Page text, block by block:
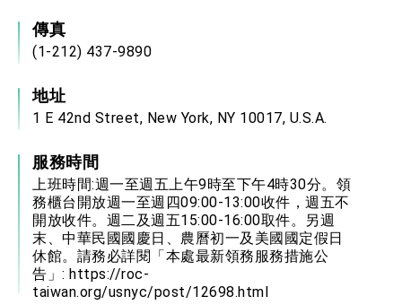
傳真
(1-212) 437-9890
地址
1 E 42nd Street, New York, NY 10017, U.S.A.
服務時間
上班時間:週一至週五上午9時至下午4時30分。領
務櫃台開放週一至週四09:00-13:00收件，週五不
開放收件。週二及週五15:00-16:00取件。另週
末、中華民國國慶日、農曆初一及美國國定假日
休館。請務必詳閱「本處最新領務服務措施公
告」: https://roc-
taiwan.org/usnyc/post/12698.html